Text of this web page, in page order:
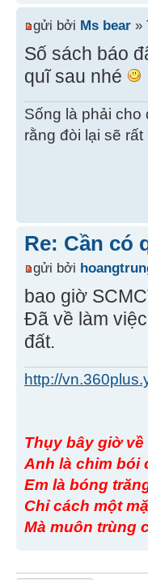
gửi bởi Ms bear »
Số sách báo
quĩ sau nhé
Sống là phải cho
rằng đòi lại sẽ rất
Re: Cần có
gửi bởi
bao giờ
Đã về làm
đất.
http://
Thụy bây giờ về
Anh là chim bói
Em là bóng
Chỉ cách một
Mà muôn trùng